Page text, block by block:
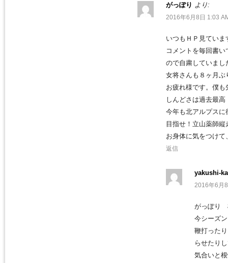
がっぽり より:
2016年6月8日 1:03
いつもＨＰ見ていま
コメントを毎回書
ので自粛していまし
女将さんも８ヶ月ぶ
お疲れ様です。僕
しんどさは過去最高
今年も北アルプスに
目指せ！立山薬師
お身体に気をつけ
返信
yakushi-
2016年6月
がっぽり
今シーズ
鞭打った
らせたり
気合いと